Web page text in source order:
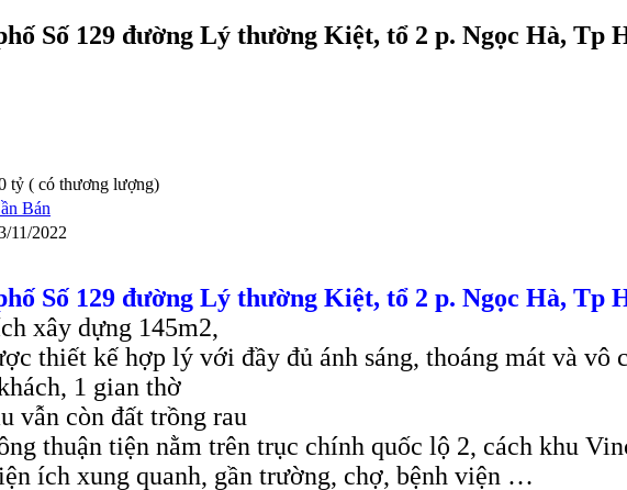
Số 129 đường Lý thường Kiệt, tổ 2 p. Ngọc Hà, Tp
tỷ ( có thương lượng)
Bán
11/2022
Số 129 đường Lý thường Kiệt, tổ 2 p. Ngọc Hà, Tp
xây dựng 145m2,
thiết kế hợp lý với đầy đủ ánh sáng, thoáng mát và vô
1 gian thờ
vẫn còn đất trồng rau
thuận tiện nằm trên trục chính quốc lộ 2, cách khu
ích xung quanh, gần trường, chợ, bệnh viện …